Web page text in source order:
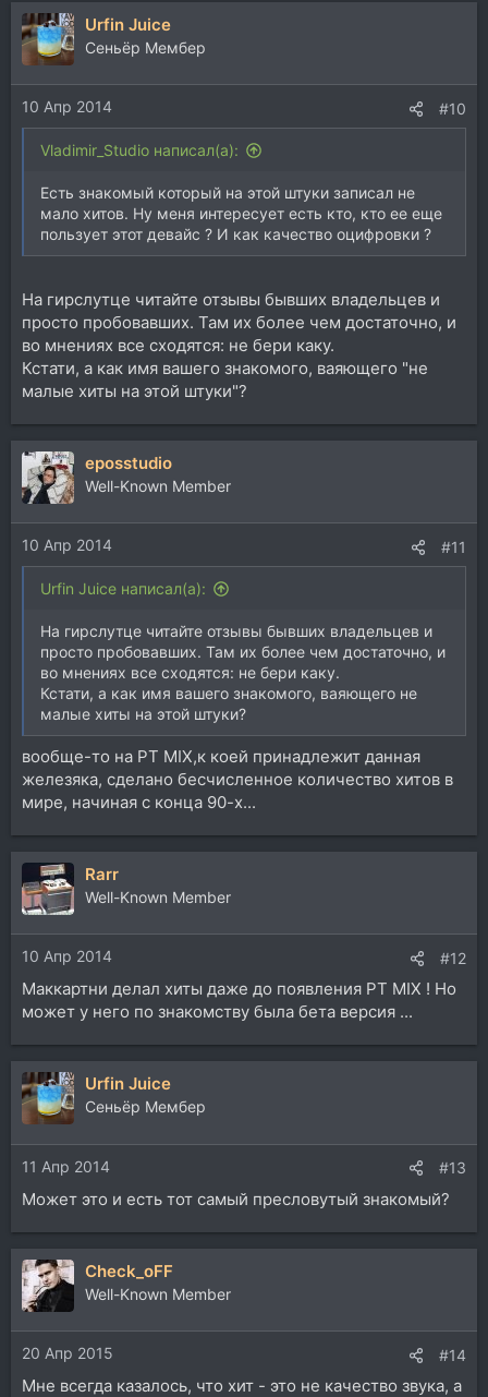
Urfin Juice
Cеньёр Мембер
10 Апр 2014 #10
Vladimir_Studio написал(а):
Есть знакомый который на этой штуки записал не
мало хитов. Ну меня интересует есть кто, кто ее еще
пользует этот девайс ? И как качество оцифровки ?
На гирслутце читайте отзывы бывших владельцев и
просто пробовавших. Там их более чем достаточно, и
во мнениях все сходятся: не бери каку.
Кстати, а как имя вашего знакомого, ваяющего "не
малые хиты на этой штуки"?
eposstudio
Well-Known Member
10 Апр 2014 #11
Urfin Juice написал(а):
На гирслутце читайте отзывы бывших владельцев и
просто пробовавших. Там их более чем достаточно, и
во мнениях все сходятся: не бери каку.
Кстати, а как имя вашего знакомого, ваяющего не
малые хиты на этой штуки?
вообще-то на PT MIX,к коей принадлежит данная
железяка, сделано бесчисленное количество хитов в
мире, начиная с конца 90-х...
Rarr
Well-Known Member
10 Апр 2014 #12
Маккартни делал хиты даже до появления PT MIX ! Но
может у него по знакомству была бета версия ...
Urfin Juice
Cеньёр Мембер
11 Апр 2014 #13
Может это и есть тот самый пресловутый знакомый?
Check_oFF
Well-Known Member
20 Апр 2015 #14
Мне всегда казалось, что хит - это не качество звука, а